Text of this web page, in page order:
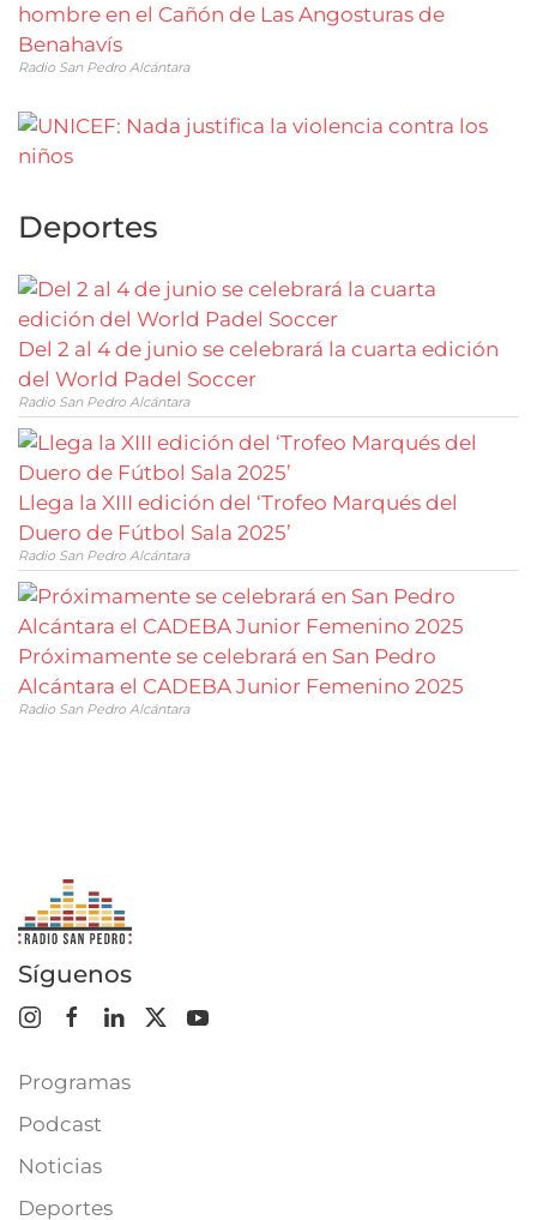
hombre en el Cañón de Las Angosturas de
Benahavís
Radio San Pedro Alcántara
Deportes
Del 2 al 4 de junio se celebrará la cuarta edición
del World Padel Soccer
Radio San Pedro Alcántara
Llega la XIII edición del ‘Trofeo Marqués del
Duero de Fútbol Sala 2025’
Radio San Pedro Alcántara
Próximamente se celebrará en San Pedro
Alcántara el CADEBA Junior Femenino 2025
Radio San Pedro Alcántara
Síguenos
Programas
Podcast
Noticias
Deportes